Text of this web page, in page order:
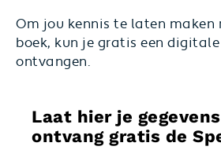
Om jou kennis te laten maken
boek, kun je gratis een
ontvangen.
Laat hier je
ontvang gratis de